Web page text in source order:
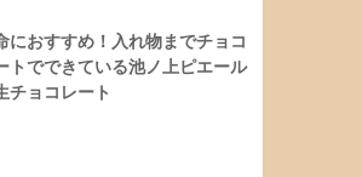
におすすめ！入れ物までチョコ
トでできている池ノ上ピエール
チョコレート